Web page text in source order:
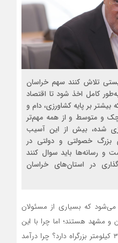
تلاش کنند سهم خراسان
کامل اخذ شود تا اقتصاد
بر پایه کشاورزی، دام و
و متوسط و از همه مهم‌تر
شده، بیش از این آسیب
بزرگ خصولتی و دولتی در
و رسانه‌ها باید سوال کنند
در استان‌های خراسان
می‌شود که بسیاری از مسئولان
و مشهد هستند؛ اما چرا با این
وجود، خراسان بزرگ فقط ۳۰ کیلومتر بزرگراه دارد؟ چرا درآمد